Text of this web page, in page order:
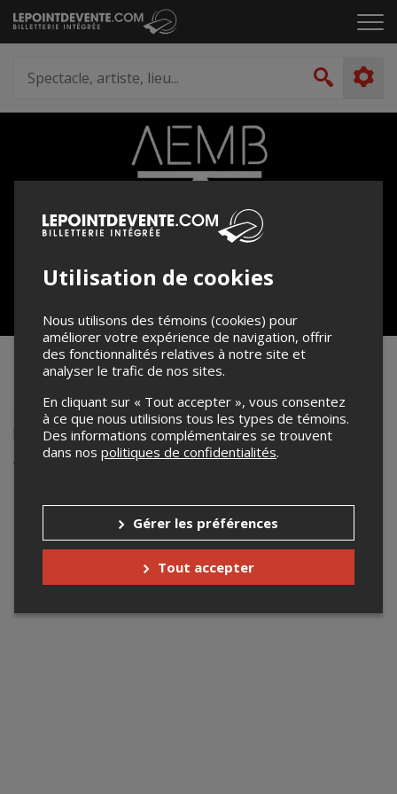
Passer
au
le
artiste,
lieu...
Spectacle Danse Fin d'année
Spectacle de fin d'année des élèves de sec.1 à 5 du
programme d'Arts-Études Danse.
Votre recherche n'a retourné aucun
Utilisation de cookies
Nous utilisons des témoins (cookies) pour
améliorer votre expérience de navigation, offrir
des fonctionnalités relatives à notre site et
analyser le trafic de nos sites.
En cliquant sur « Tout accepter », vous consentez
à ce que nous utilisions tous les types de témoins.
Des informations complémentaires se trouvent
dans nos politiques de confidentialités.
Gérer les préférences
Tout accepter